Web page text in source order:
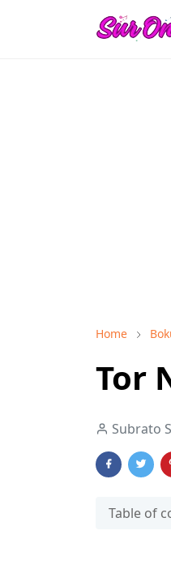
Home
Tor
Subrato
Table of